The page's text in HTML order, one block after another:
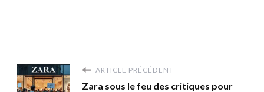
ARTICLE PRÉCÉDENT
Zara sous le feu des critiques pour